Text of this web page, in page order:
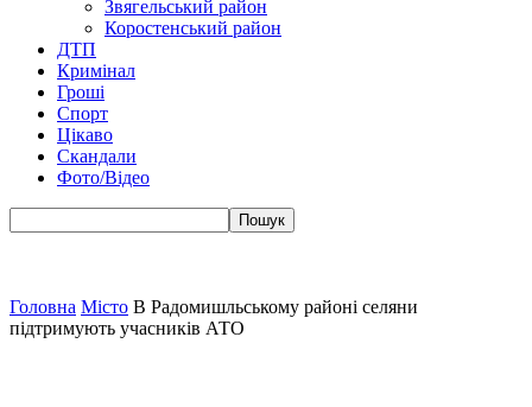
Звягельський район
Коростенський район
ДТП
Кримінал
Гроші
Спорт
Цікаво
Скандали
Фото/Відео
Головна Місто В Радомишльському районі селяни
підтримують учасників АТО